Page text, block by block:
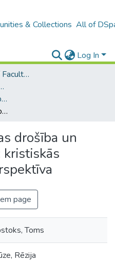
& Collections All of
Log In
B4 – LU fakultātes / Faculties of the UL
of Economics and Social Sciences
Bakalaura un maģistra darbi (ESZF) / Bachelor's and Master's theses
Latvijas Enerģētikas drošība un reģionālie aspekti: kristiskās infrastruktūras perspektīva
drošība un
page
Toms
Rēzija